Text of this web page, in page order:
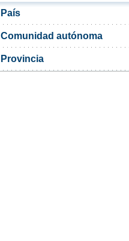
País
Comunidad autónoma
Provincia